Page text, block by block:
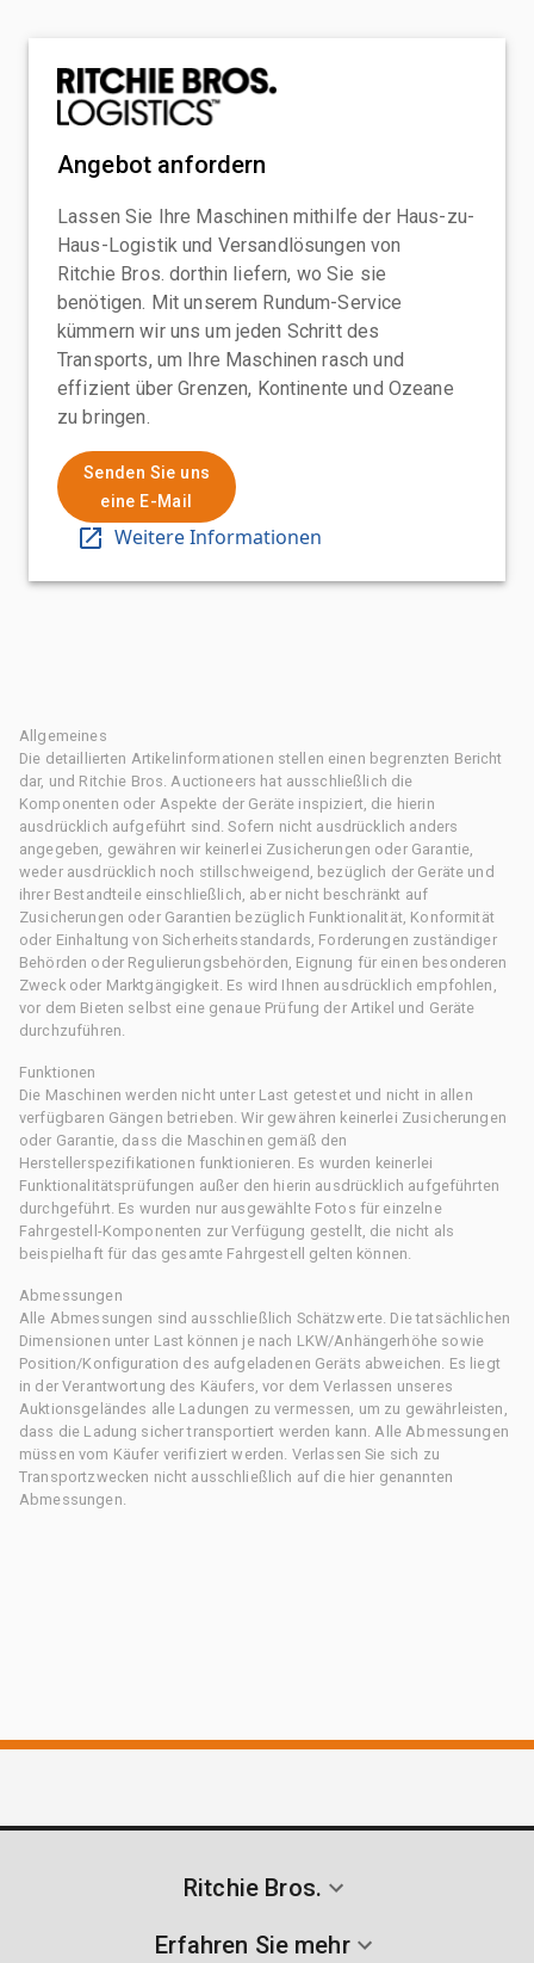
Angebot anfordern
Lassen Sie Ihre Maschinen mithilfe der Haus-zu-
Haus-Logistik und Versandlösungen von
Ritchie Bros. dorthin liefern, wo Sie sie
benötigen. Mit unserem Rundum-Service
kümmern wir uns um jeden Schritt des
Transports, um Ihre Maschinen rasch und
effizient über Grenzen, Kontinente und Ozeane
zu bringen.
Senden Sie uns
eine E-Mail
Weitere Informationen
Allgemeines
Die detaillierten Artikelinformationen stellen einen begrenzten Bericht
dar, und Ritchie Bros. Auctioneers hat ausschließlich die
Komponenten oder Aspekte der Geräte inspiziert, die hierin
ausdrücklich aufgeführt sind. Sofern nicht ausdrücklich anders
angegeben, gewähren wir keinerlei Zusicherungen oder Garantie,
weder ausdrücklich noch stillschweigend, bezüglich der Geräte und
ihrer Bestandteile einschließlich, aber nicht beschränkt auf
Zusicherungen oder Garantien bezüglich Funktionalität, Konformität
oder Einhaltung von Sicherheitsstandards, Forderungen zuständiger
Behörden oder Regulierungsbehörden, Eignung für einen besonderen
Zweck oder Marktgängigkeit. Es wird Ihnen ausdrücklich empfohlen,
vor dem Bieten selbst eine genaue Prüfung der Artikel und Geräte
durchzuführen.
Funktionen
Die Maschinen werden nicht unter Last getestet und nicht in allen
verfügbaren Gängen betrieben. Wir gewähren keinerlei Zusicherungen
oder Garantie, dass die Maschinen gemäß den
Herstellerspezifikationen funktionieren. Es wurden keinerlei
Funktionalitätsprüfungen außer den hierin ausdrücklich aufgeführten
durchgeführt. Es wurden nur ausgewählte Fotos für einzelne
Fahrgestell-Komponenten zur Verfügung gestellt, die nicht als
beispielhaft für das gesamte Fahrgestell gelten können.
Abmessungen
Alle Abmessungen sind ausschließlich Schätzwerte. Die tatsächlichen
Dimensionen unter Last können je nach LKW/Anhängerhöhe sowie
Position/Konfiguration des aufgeladenen Geräts abweichen. Es liegt
in der Verantwortung des Käufers, vor dem Verlassen unseres
Auktionsgeländes alle Ladungen zu vermessen, um zu gewährleisten,
dass die Ladung sicher transportiert werden kann. Alle Abmessungen
müssen vom Käufer verifiziert werden. Verlassen Sie sich zu
Transportzwecken nicht ausschließlich auf die hier genannten
Abmessungen.
Ritchie Bros.
Erfahren Sie mehr